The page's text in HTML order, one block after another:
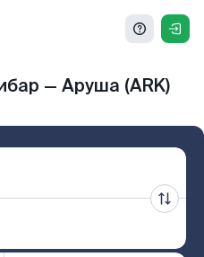
— Аруша (ARK)